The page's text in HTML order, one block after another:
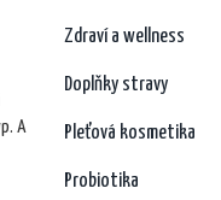
A
Zdraví a wellness
Doplňky stravy
Pleťová kosmetika
Probiotika